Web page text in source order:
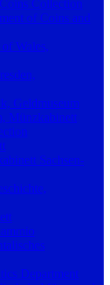
Collection
of Coins and
Wales,
Geldmuseum
Münzkabinett
Sachsen-
Department